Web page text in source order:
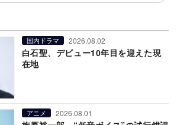
国内ドラマ 2026.08.02
白石聖、デビュー10年目を迎えた現
在地
アニメ 2026.08.01